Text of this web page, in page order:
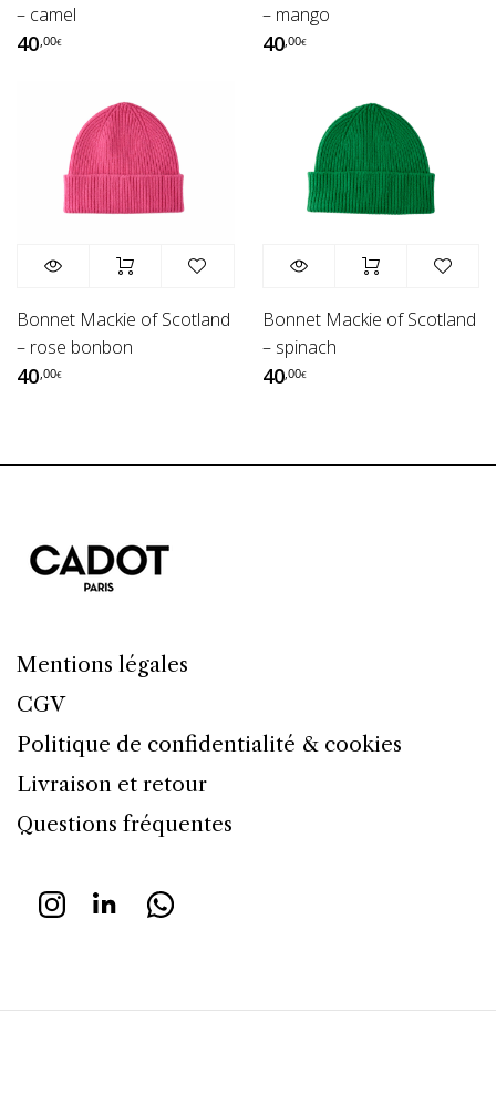
– camel
40 ,00€
– mango
40 ,00€
Bonnet Mackie of Scotland
– rose bonbon
40,00€
Bonnet Mackie of Scotland
– spinach
40,00€
Mentions légales
CGV
Politique de confidentialité & cookies
Livraison et retour
Questions fréquentes